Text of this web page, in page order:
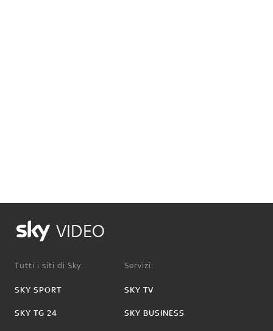
VIDEO
Tutti i siti di Sky:
SKY SPORT
SKY TG 24
Servizi:
SKY TV
SKY BUSINESS